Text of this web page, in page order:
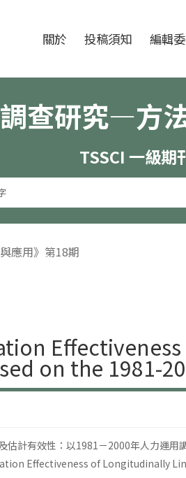
關於 投稿須知 編輯
調查研究—方
TSSCI 一級期
應用》第18期
on the 1981-
估計有效性：以1981－2000年人力運用
Effectiveness of Longitudinally